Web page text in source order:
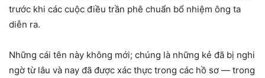
trước khi các cuộc điều trần phê chuẩn bổ nhiệm ông ta
diễn ra.
Những cái tên này không mới; chúng là những kẻ đã bị nghi
ngờ từ lâu và nay đã được xác thực trong các hồ sơ — trong